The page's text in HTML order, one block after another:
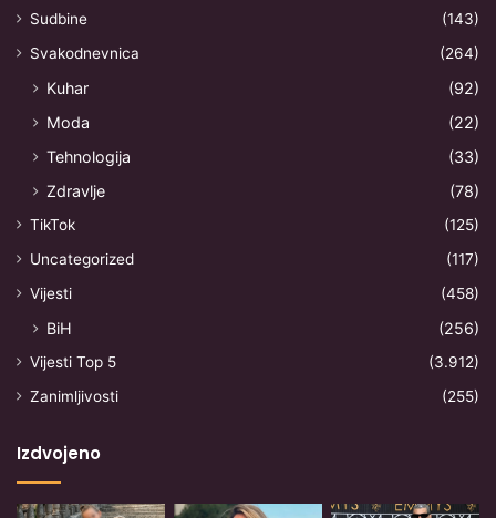
Sudbine
(143)
Svakodnevnica
(264)
Kuhar
(92)
Moda
(22)
Tehnologija
(33)
Zdravlje
(78)
TikTok
(125)
Uncategorized
(117)
Vijesti
(458)
BiH (256)
Vijesti Top 5
(3.912)
Zanimljivosti
(255)
Izdvojeno